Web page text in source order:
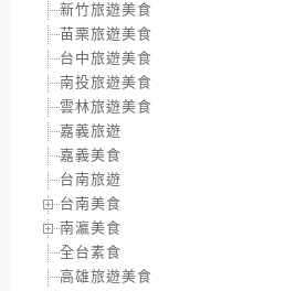
新竹旅遊美食
苗栗旅遊美食
台中旅遊美食
南投旅遊美食
雲林旅遊美食
嘉義旅遊
嘉義美食
台南旅遊
台南美食
南瀛美食
全台素食
高雄旅遊美食